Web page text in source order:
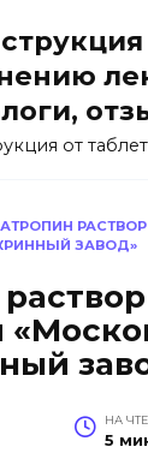
от
АТРОПИН
ЗАВОД»
НА
5